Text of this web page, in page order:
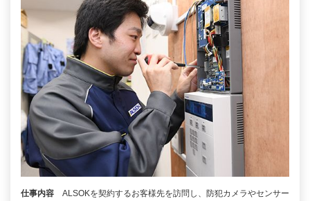
仕事内容
ALSOKを契約するお客様先を訪問し、防犯カメラやセンサー